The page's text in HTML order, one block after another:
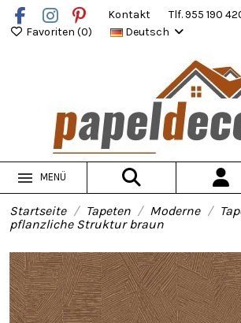
Kontakt
Tlf. 955 190
Favoriten (0) Deutsch
MENÜ
Startseite Tapeten Moderne
pflanzliche Struktur braun